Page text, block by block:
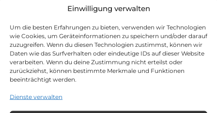
Einwilligung verwalten
Um die besten Erfahrungen zu bieten, verwenden wir Technologien
wie Cookies, um Geräteinformationen zu speichern und/oder darauf
zuzugreifen. Wenn du diesen Technologien zustimmst, können wir
Daten wie das Surfverhalten oder eindeutige IDs auf dieser Website
verarbeiten. Wenn du deine Zustimmung nicht erteilst oder
zurückziehst, können bestimmte Merkmale und Funktionen
beeinträchtigt werden.
Dienste verwalten
Aucun produit dans votre sélection
Unsere Schneiderinnen können Ihnen bei diesem Modell
während Ihres Termins Änderungen anbieten (die zu einem
Kostenvoranschlag führen).
Welche Größe habe ich?